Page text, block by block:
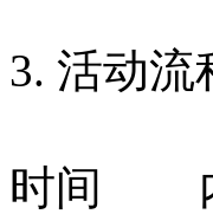
3. 活动流
时间